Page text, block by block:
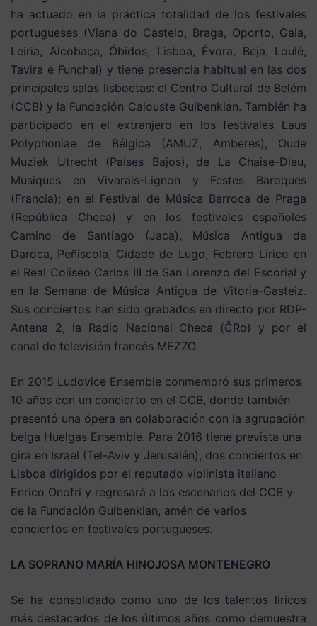
ha actuado en la práctica totalidad de los festivales
portugueses (Viana do Castelo, Braga, Oporto, Gaia,
Leiria, Alcobaça, Óbidos, Lisboa, Évora, Beja, Loulé,
Tavira e Funchal) y tiene presencia habitual en las dos
principales salas lisboetas: el Centro Cultural de Belém
(CCB) y la Fundación Calouste Gulbenkian. También ha
participado en el extranjero en los festivales Laus
Polyphoniae de Bélgica (AMUZ, Amberes), Oude
Muziek Utrecht (Países Bajos), de La Chaise-Dieu,
Musiques en Vivarais-Lignon y Festes Baroques
(Francia); en el Festival de Música Barroca de Praga
(República Checa) y en los festivales españoles
Camino de Santiago (Jaca), Música Antigua de
Daroca, Peñíscola, Cidade de Lugo, Febrero Lírico en
el Real Coliseo Carlos III de San Lorenzo del Escorial y
en la Semana de Música Antigua de Vitoria-Gasteiz.
Sus conciertos han sido grabados en directo por RDP-
Antena 2, la Radio Nacional Checa (ČRo) y por el
canal de televisión francés MEZZO.
En 2015 Ludovice Ensemble conmemoró sus primeros
10 años con un concierto en el CCB, donde también
presentó una ópera en colaboración con la agrupación
belga Huelgas Ensemble. Para 2016 tiene prevista una
gira en Israel (Tel-Aviv y Jerusalén), dos conciertos en
Lisboa dirigidos por el reputado violinista italiano
Enrico Onofri y regresará a los escenarios del CCB y
de la Fundación Gulbenkian, amén de varios
conciertos en festivales portugueses.
LA SOPRANO MARÍA HINOJOSA MONTENEGRO
Se ha consolidado como uno de los talentos líricos
más destacados de los últimos años como demuestra